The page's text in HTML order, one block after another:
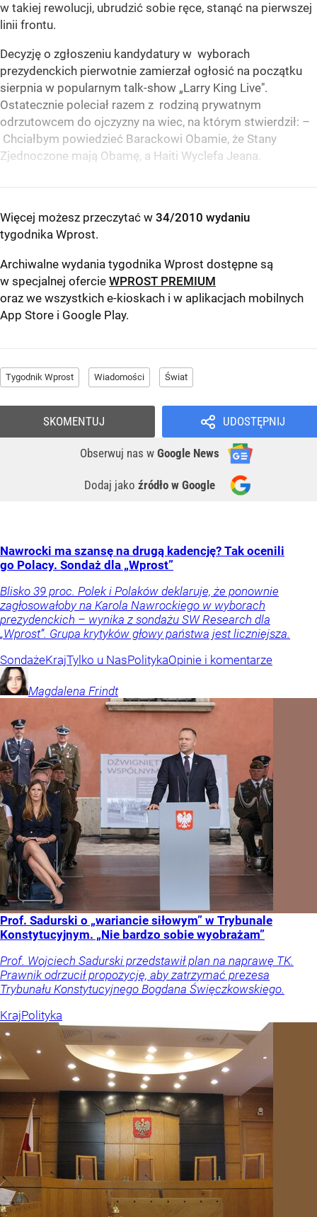
w takiej rewolucji, ubrudzić sobie ręce, stanąć na pierwszej
linii frontu.
Decyzję o zgłoszeniu kandydatury w wyborach
prezydenckich pierwotnie zamierzał ogłosić na początku
sierpnia w popularnym talk-show „Larry King Live".
Ostatecznie poleciał razem z rodziną prywatnym
odrzutowcem do ojczyzny na wiec, na którym stwierdził: –
Chciałbym powiedzieć Barackowi Obamie, że Stany
Zjednoczone mają Obamę, a Haiti Wyclefa Jeana.
Więcej możesz przeczytać w 34/2010 wydaniu
tygodnika Wprost.
Archiwalne wydania tygodnika Wprost dostępne są
w specjalnej ofercie WPROST PREMIUM
oraz we wszystkich e-kioskach i w aplikacjach mobilnych
App Store i Google Play.
Tygodnik Wprost Wiadomości Świat
UDOSTĘPNIJ
Obserwuj nas w Google News
Dodaj jako źródło w Google
SKOMENTUJ
Nawrocki ma szansę na drugą kadencję? Tak ocenili
go Polacy. Sondaż dla „Wprost”
Blisko 39 proc. Polek i Polaków deklaruje, że ponownie
zagłosowałoby na Karola Nawrockiego w wyborach
prezydenckich – wynika z sondażu SW Research dla
„Wprost”. Grupa krytyków głowy państwa jest liczniejsza.
SondażeKrajTylko u NasPolitykaOpinie i komentarze
Magdalena Frindt
Prof. Sadurski o „wariancie siłowym” w Trybunale
Konstytucyjnym. „Nie bardzo sobie wyobrażam”
Prof. Wojciech Sadurski przedstawił plan na naprawę TK.
Prawnik odrzucił propozycję, aby zatrzymać prezesa
Trybunału Konstytucyjnego Bogdana Święczkowskiego.
KrajPolityka